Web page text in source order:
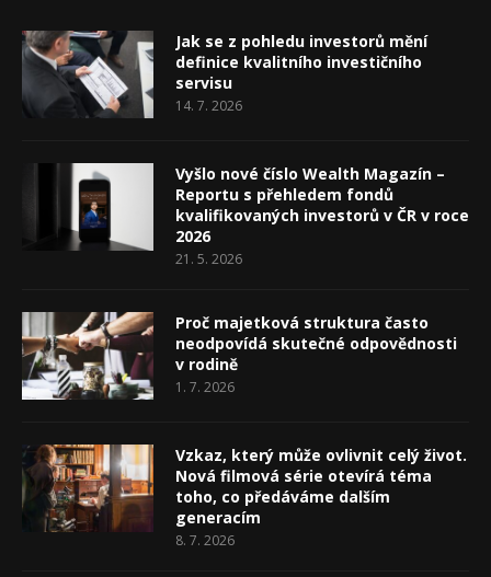
Jak se z pohledu investorů mění
definice kvalitního investičního
servisu
14. 7. 2026
Vyšlo nové číslo Wealth Magazín –
Reportu s přehledem fondů
kvalifikovaných investorů v ČR v roce
2026
21. 5. 2026
Proč majetková struktura často
neodpovídá skutečné odpovědnosti
v rodině
1. 7. 2026
Vzkaz, který může ovlivnit celý život.
Nová filmová série otevírá téma
toho, co předáváme dalším
generacím
8. 7. 2026